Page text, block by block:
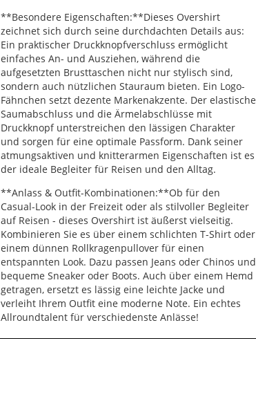
**Besondere Eigenschaften:**Dieses Overshirt
zeichnet sich durch seine durchdachten Details aus:
Ein praktischer Druckknopfverschluss ermöglicht
einfaches An- und Ausziehen, während die
aufgesetzten Brusttaschen nicht nur stylisch sind,
sondern auch nützlichen Stauraum bieten. Ein Logo-
Fähnchen setzt dezente Markenakzente. Der elastische
Saumabschluss und die Ärmelabschlüsse mit
Druckknopf unterstreichen den lässigen Charakter
und sorgen für eine optimale Passform. Dank seiner
atmungsaktiven und knitterarmen Eigenschaften ist es
der ideale Begleiter für Reisen und den Alltag.
**Anlass & Outfit-Kombinationen:**Ob für den
Casual-Look in der Freizeit oder als stilvoller Begleiter
auf Reisen - dieses Overshirt ist äußerst vielseitig.
Kombinieren Sie es über einem schlichten T-Shirt oder
einem dünnen Rollkragenpullover für einen
entspannten Look. Dazu passen Jeans oder Chinos und
bequeme Sneaker oder Boots. Auch über einem Hemd
getragen, ersetzt es lässig eine leichte Jacke und
verleiht Ihrem Outfit eine moderne Note. Ein echtes
Allroundtalent für verschiedenste Anlässe!